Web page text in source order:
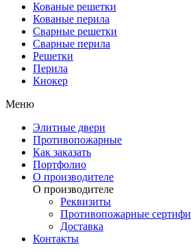
Кованые решетки
Кованые перила
Сварные решетки
Сварные перила
Решетки
Перила
Кнокер
Меню
Элитные двери
Противопожарные
Как заказать
Портфолио
О производителе
О производителе
Реквизиты
Противопожарные
Доставка
Контакты